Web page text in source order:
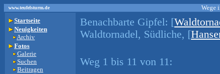
www.teufelsturm.de
Wege
Startseite
Neuigkeiten
Archiv
Fotos
Galerie
Suchen
Beitragen
Benachbarte Gipfel: [
Waldtornadel, Südliche, [
Weg 1 bis 11 von 11: